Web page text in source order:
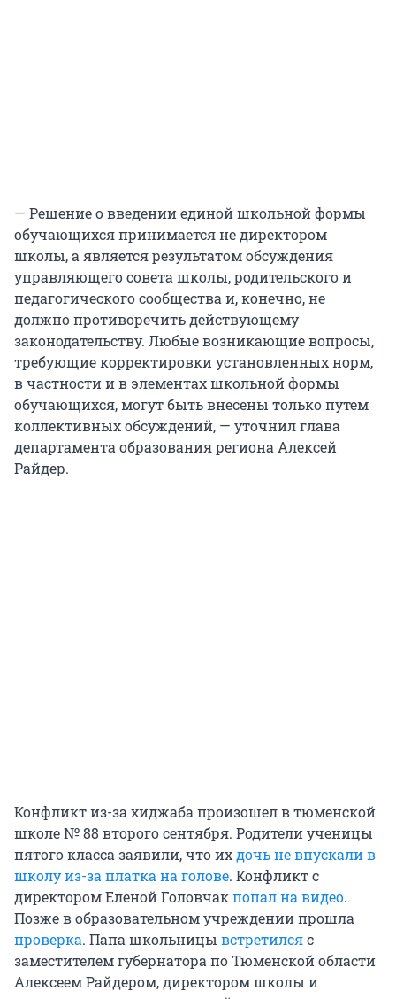
— Решение о введении единой школьной формы
обучающихся принимается не директором
школы, а является результатом обсуждения
управляющего совета школы, родительского и
педагогического сообщества и, конечно, не
должно противоречить действующему
законодательству. Любые возникающие вопросы,
требующие корректировки установленных норм,
в частности и в элементах школьной формы
обучающихся, могут быть внесены только путем
коллективных обсуждений, — уточнил глава
департамента образования региона Алексей
Райдер.
Конфликт из-за хиджаба произошел в тюменской
школе № 88 второго сентября. Родители ученицы
пятого класса заявили, что ихдочь не впускали в
школу из-за платка на голове. Конфликт с
директором Еленой Головчакпопал на видео.
Позже в образовательном учреждении прошла
проверка. Папа школьницы встретилсяс
заместителем губернатора по Тюменской области
Алексеем Райдером, директором школы и